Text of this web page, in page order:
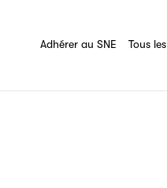
Adhérer au SNE Tous